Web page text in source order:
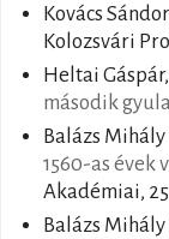
Kovács Sándor
Kolozsvári
Heltai
második
Balázs Mihály
1560-as évek
Akadémiai,
Balázs Mihály